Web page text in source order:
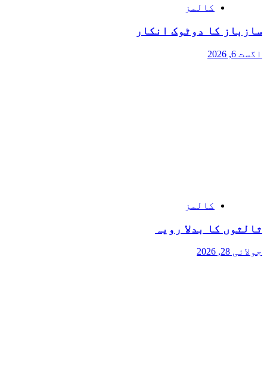
کالمز
سازباز کا دوٹوک انکار
اگست 6, 2026
کالمز
ثالثوں کا بدلا رویہ
جولائی 28, 2026